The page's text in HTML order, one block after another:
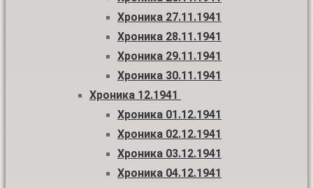
Хроника 27.11.1941
Хроника 28.11.1941
Хроника 29.11.1941
Хроника 30.11.1941
Хроника 12.1941
Хроника 01.12.1941
Хроника 02.12.1941
Хроника 03.12.1941
Хроника 04.12.1941